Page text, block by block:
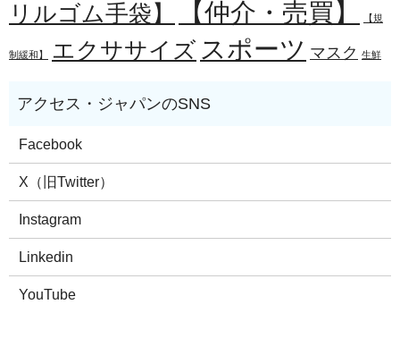
リルゴム手袋】
【仲介・売買】 【規
制緩和】 エクササイズ スポーツ マスク 生鮮
Facebook
X（旧Twitter）
Instagram
Linkedin
YouTube